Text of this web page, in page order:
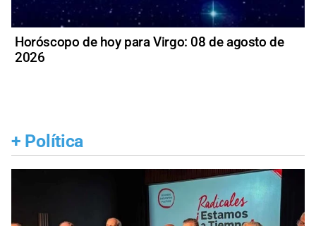
Horóscopo de hoy para Virgo: 08 de agosto de
2026
+ Política